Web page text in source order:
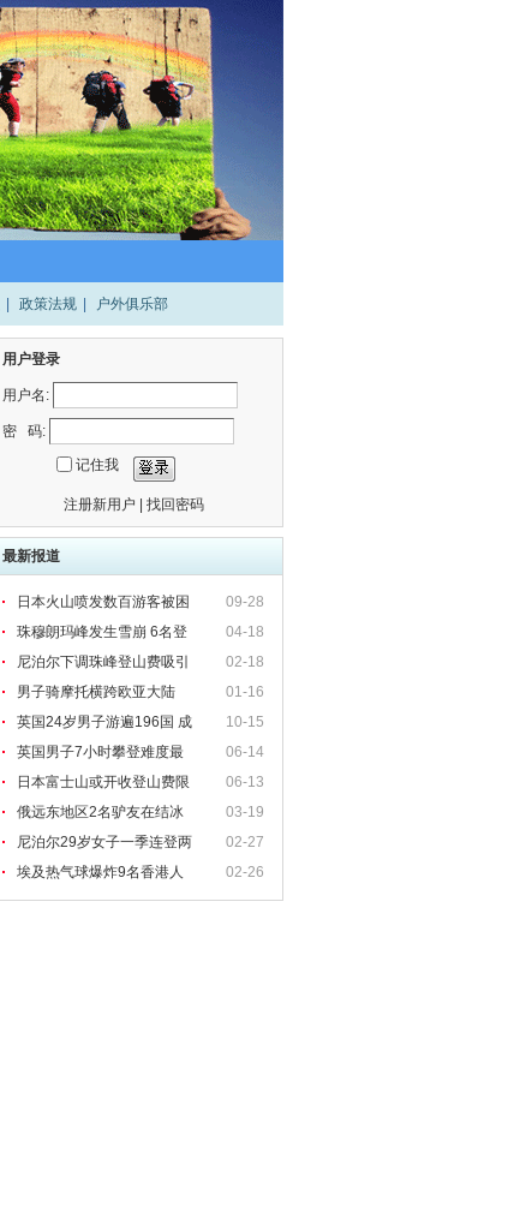
政策法规 户外俱乐部
用户登录
用户名:
密 码:
记住我
注册新用户 找回密码
最新报道
09-28
日本火山喷发数百游客被困
04-18
珠穆朗玛峰发生雪崩 6名登
02-18
尼泊尔下调珠峰登山费吸引
01-16
男子骑摩托横跨欧亚大陆
10-15
英国24岁男子游遍196国 成
06-14
英国男子7小时攀登难度最
06-13
日本富士山或开收登山费限
03-19
俄远东地区2名驴友在结冰
02-27
尼泊尔29岁女子一季连登两
02-26
埃及热气球爆炸9名香港人